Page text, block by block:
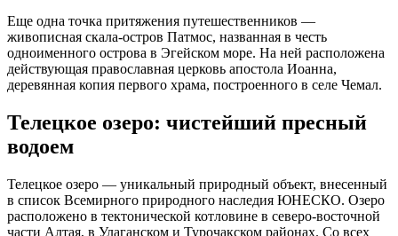
Еще одна точка притяжения путешественников —
живописная скала-остров Патмос, названная в честь
одноименного острова в Эгейском море. На ней расположена
действующая православная церковь апостола Иоанна,
деревянная копия первого храма, построенного в селе Чемал.
Телецкое озеро: чистейший пресный
водоем
Телецкое озеро — уникальный природный объект, внесенный
в список Всемирного природного наследия ЮНЕСКО. Озеро
расположено в тектонической котловине в северо-восточной
части Алтая, в Улаганском и Турочакском районах. Со всех